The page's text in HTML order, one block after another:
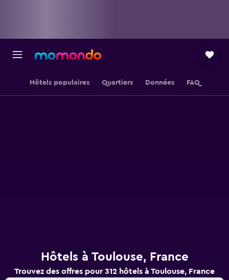
Hôtels populaires Quartiers Données FAQ
Hôtels à Toulouse, France
Trouvez des offres pour 312 hôtels à Toulouse, France